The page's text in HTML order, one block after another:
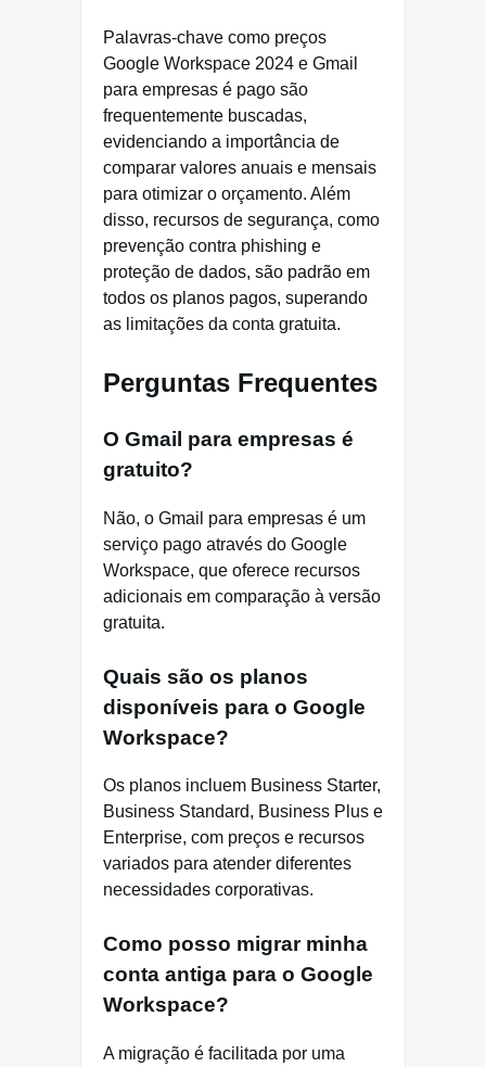
Palavras-chave como preços
Google Workspace 2024 e Gmail
para empresas é pago são
frequentemente buscadas,
evidenciando a importância de
comparar valores anuais e mensais
para otimizar o orçamento. Além
disso, recursos de segurança, como
prevenção contra phishing e
proteção de dados, são padrão em
todos os planos pagos, superando
as limitações da conta gratuita.
Perguntas Frequentes
O Gmail para empresas é
gratuito?
Não, o Gmail para empresas é um
serviço pago através do Google
Workspace, que oferece recursos
adicionais em comparação à versão
gratuita.
Quais são os planos
disponíveis para o Google
Workspace?
Os planos incluem Business Starter,
Business Standard, Business Plus e
Enterprise, com preços e recursos
variados para atender diferentes
necessidades corporativas.
Como posso migrar minha
conta antiga para o Google
Workspace?
A migração é facilitada por uma